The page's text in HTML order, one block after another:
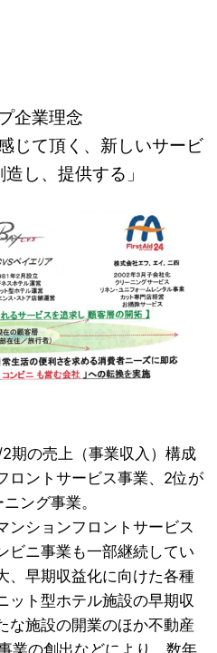
企業理念
じて頂く、新しいサービ
し、提供する」
期の売上（事業収入）構成
ロントサービス事業、2位が
ング事業。
ンションフロントサービス
ビニ事業も一部継続してい
、早期収益化に向けた各種
ット型ホテル施設の早期収
な施設の開業のほか不動産
業の創出などにより、数年